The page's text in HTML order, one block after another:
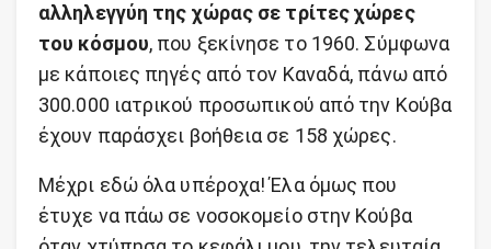
αλληλεγγύη της χώρας σε τρίτες χώρες
του κόσμου, που ξεκίνησε το 1960. Σύμφωνα
με κάποιες πηγές από τον Καναδά, πάνω από
300.000 ιατρικού προσωπικού από την Κούβα
έχουν παράσχει βοήθεια σε 158 χώρες.
Μέχρι εδώ όλα υπέροχα! Έλα όμως που
έτυχε να πάω σε νοσοκομείο στην Κούβα